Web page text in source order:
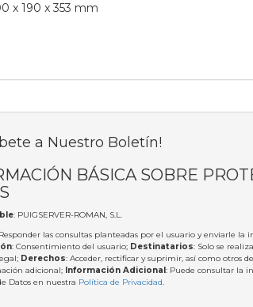
x 190 x 353 mm
a Nuestro Boletín!
BÁSICA SOBRE
: PUIGSERVER-ROMAN, S.L.
las consultas planteadas por el usuario y enviarle la
: Consentimiento del usuario; Destinatarios: Solo se
Derechos: Acceder, rectificar y suprimir, así como otros
adicional; Información Adicional : Puede consultar la
Datos en nuestra Política de Privacidad.